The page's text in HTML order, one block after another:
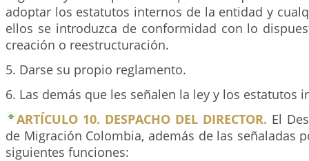
adoptar los estatutos internos de la entidad y
ellos se introduzca de conformidad con lo
creación o reestructuración.
5. Darse su propio reglamento.
6. Las demás que les señalen la ley y los estatutos
ARTÍCULO 10. DESPACHO DEL DIRECTOR. El
de Migración Colombia, además de las señaladas
siguientes funciones: